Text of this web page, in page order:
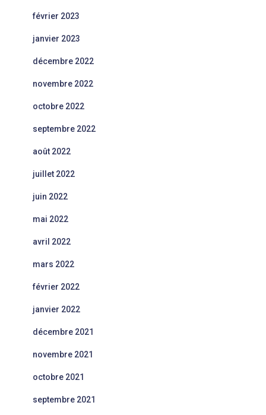
février 2023
janvier 2023
décembre 2022
novembre 2022
octobre 2022
septembre 2022
août 2022
juillet 2022
juin 2022
mai 2022
avril 2022
mars 2022
février 2022
janvier 2022
décembre 2021
novembre 2021
octobre 2021
septembre 2021